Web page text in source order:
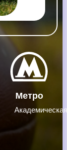
Метро
Академическая